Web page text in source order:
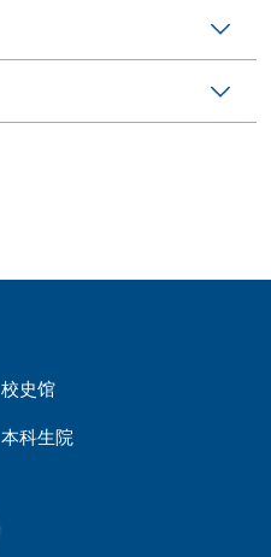
校史馆
本科生院